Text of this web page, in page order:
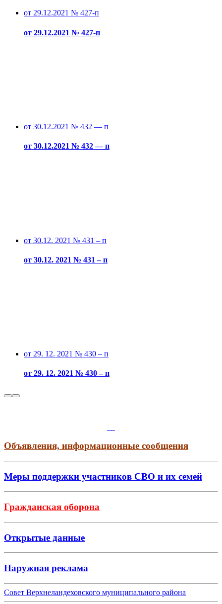
от 29.12.2021 № 427-п
от 29.12.2021 № 427-п
от 30.12.2021 № 432 — п
от 30.12.2021 № 432 — п
от 30.12. 2021 № 431 – п
от 30.12. 2021 № 431 – п
от 29. 12. 2021 № 430 – п
от 29. 12. 2021 № 430 – п
Объявления, информационные сообщения
Меры поддержки участников СВО и их семей
Гражданская оборона
Открытые данные
Наружная реклама
Совет Верхнеландеховского муниципального района